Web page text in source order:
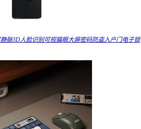
脉3D人脸识别可视猫眼大屏密码防盗入户门电子锁